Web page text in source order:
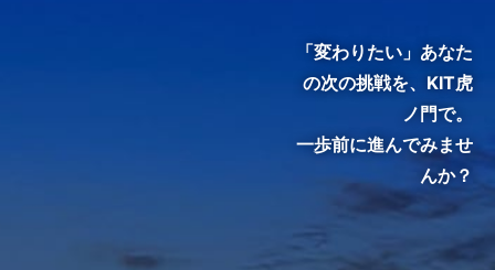
囲気やキャンパスの熱気を感じ
「変わりたい」あなた
の次の挑戦を、 KIT虎
ノ門で。
一歩前に進んでみませ
んか？